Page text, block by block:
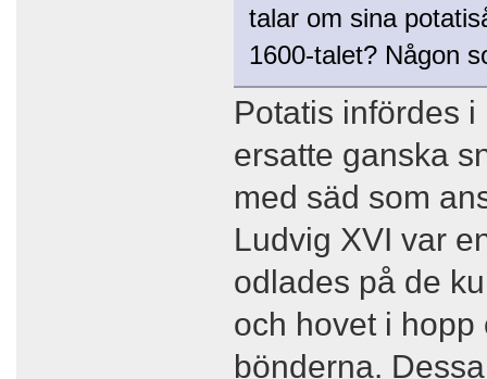
talar om sina
1600-talet? Någon
Potatis infördes
ersatte ganska
med säd som
Ludvig XVI var
odlades på de
och hovet i
bönderna.